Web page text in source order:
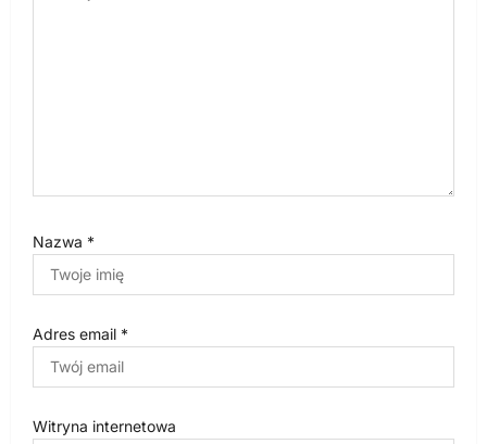
Nazwa *
Adres email *
Witryna internetowa